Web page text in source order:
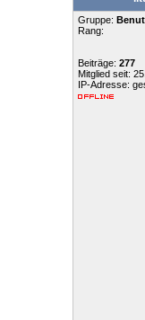
Gruppe:
Rang:
Beiträge: 277
Mitglied seit:
IP-Adresse: